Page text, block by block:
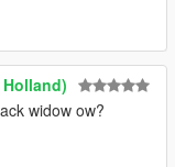
widow ow?